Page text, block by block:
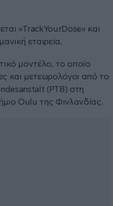
«TrackYourDose» και
εταιρεία.
μοντέλο, το οποίο
και μετεωρολόγοι από το
(PTB) στη
Oulu της Φινλανδίας.